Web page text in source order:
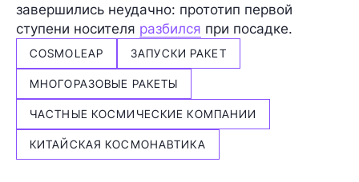
завершились неудачно: прототип первой
ступени носителя разбился при посадке.
COSMOLEAP ЗАПУСКИ РАКЕТ
МНОГОРАЗОВЫЕ РАКЕТЫ
ЧАСТНЫЕ КОСМИЧЕСКИЕ КОМПАНИИ
КИТАЙСКАЯ КОСМОНАВТИКА